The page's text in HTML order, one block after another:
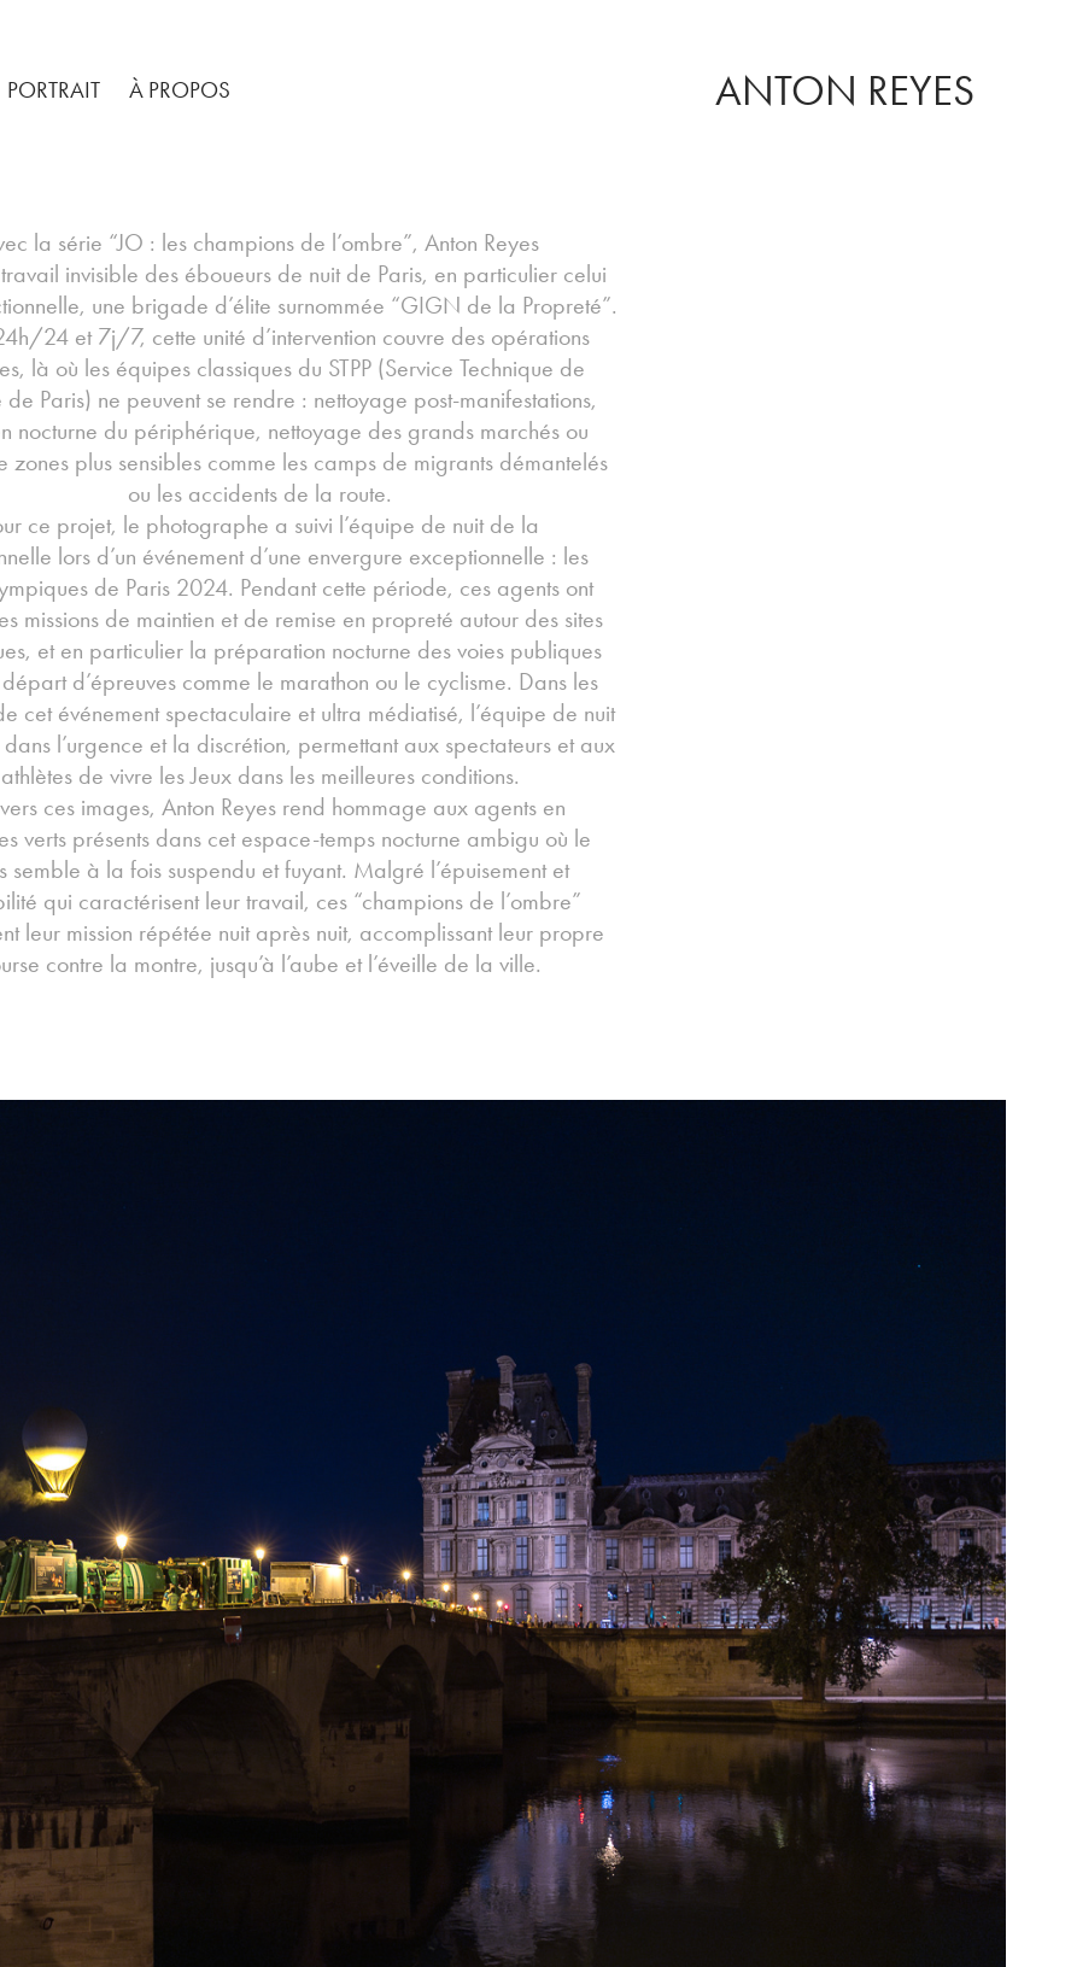
PORTRAIT À PROPOS ANTON REYES
la série “JO : les champions de l’ombre”, Anton Reyes
invisible des éboueurs de nuit de Paris, en particulier celui
une brigade d’élite surnommée “GIGN de la Propreté”.
24 et 7j/7, cette unité d’intervention couvre des opérations
là où les équipes classiques du STPP (Service Technique de
de Paris) ne peuvent se rendre : nettoyage post-manifestations,
nocturne du périphérique, nettoyage des grands marchés ou
zones plus sensibles comme les camps de migrants démantelés
ou les accidents de la route.
ce projet, le photographe a suivi l’équipe de nuit de la
lors d’un événement d’une envergure exceptionnelle : les
de Paris 2024. Pendant cette période, ces agents ont
missions de maintien et de remise en propreté autour des sites
et en particulier la préparation nocturne des voies publiques
d’épreuves comme le marathon ou le cyclisme. Dans les
cet événement spectaculaire et ultra médiatisé, l’équipe de nuit
l’urgence et la discrétion, permettant aux spectateurs et aux
athlètes de vivre les Jeux dans les meilleures conditions.
ces images, Anton Reyes rend hommage aux agents en
verts présents dans cet espace-temps nocturne ambigu où le
semble à la fois suspendu et fuyant. Malgré l’épuisement et
qui caractérisent leur travail, ces “champions de l’ombre”
leur mission répétée nuit après nuit, accomplissant leur propre
contre la montre, jusqu’à l’aube et l’éveille de la ville.